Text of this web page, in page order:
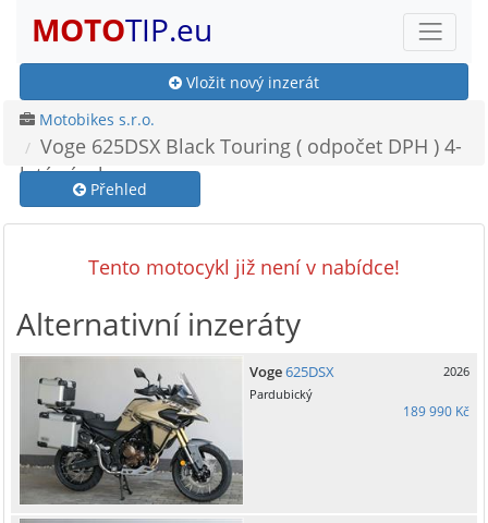
MOTOTIP.eu
Vložit nový inzerát
Motobikes s.r.o.
Voge 625DSX Black Touring ( odpočet DPH ) 4-
letá záruka
Přehled
Tento motocykl již není v nabídce!
Alternativní inzeráty
Voge625DSX
2026
Pardubický
189 990 Kč